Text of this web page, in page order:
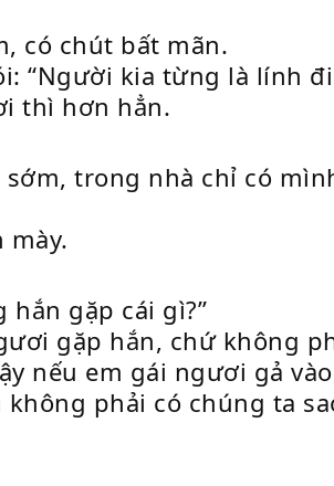
có chút bất mãn.
“Người kia từng là lính
thì hơn hẳn.
trong nhà chỉ có
mày.
hắn gặp cái gì?”
gặp hắn, chứ không
nếu em gái ngươi gả
phải có chúng ta